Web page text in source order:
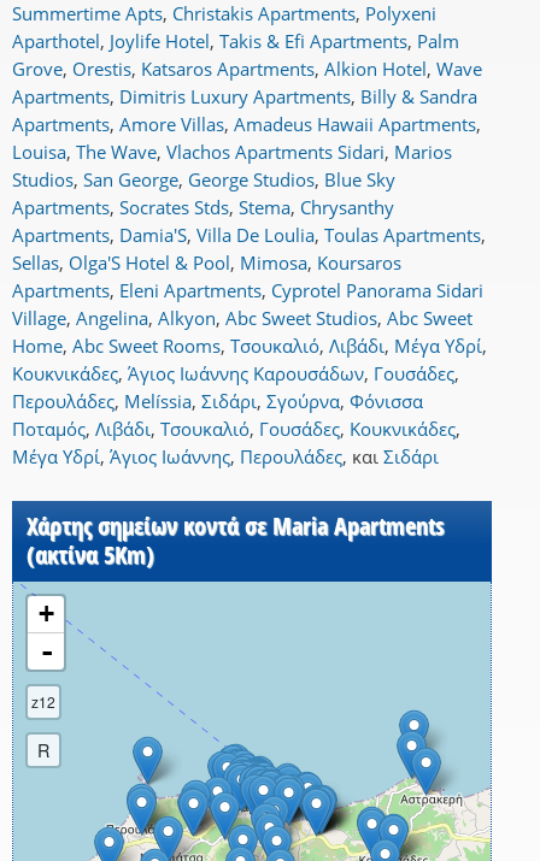
Summertime Apts, Christakis Apartments, Polyxeni
Aparthotel, Joylife Hotel, Takis & Efi Apartments, Palm
Grove, Orestis, Katsaros Apartments, Alkion Hotel, Wave
Apartments, Dimitris Luxury Apartments, Billy & Sandra
Apartments, Amore Villas, Amadeus Hawaii Apartments,
Louisa, The Wave, Vlachos Apartments Sidari, Marios
Studios, San George, George Studios, Blue Sky
Apartments, Socrates Stds, Stema, Chrysanthy
Apartments, Damia'S, Villa De Loulia, Toulas Apartments,
Sellas, Olga'S Hotel & Pool, Mimosa, Koursaros
Apartments, Eleni Apartments, Cyprotel Panorama Sidari
Village, Angelina, Alkyon, Abc Sweet Studios, Abc Sweet
Home, Abc Sweet Rooms, Τσουκαλιό, Λιβάδι, Μέγα Υδρί,
Κουκνικάδες, Άγιος Ιωάννης Καρουσάδων, Γουσάδες,
Περουλάδες, Melíssia, Σιδάρι, Σγούρνα, Φόνισσα
Ποταμός, Λιβάδι, Τσουκαλιό, Γουσάδες, Κουκνικάδες,
Μέγα Υδρί, Άγιος Ιωάννης, Περουλάδες, και Σιδάρι
Χάρτης σημείων κοντά σε Maria Apartments
(ακτίνα 5Km)
+
-
z12
R